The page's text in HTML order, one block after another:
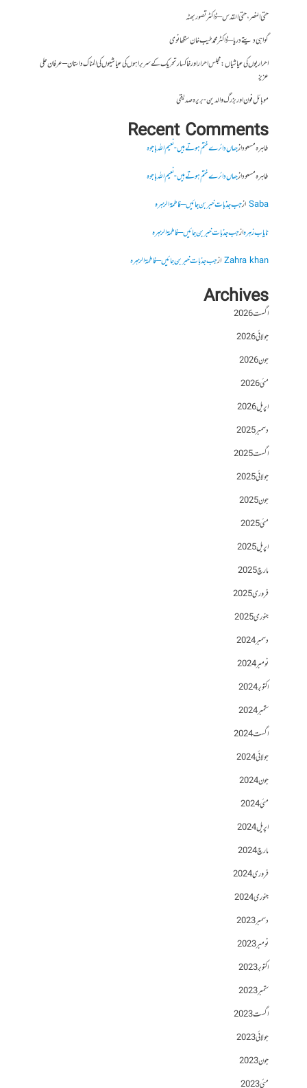
حتی النصر ، حتی القدس – ڈاکٹر تصور بھٹہ
گواہی دیتے دریا – ڈاکٹر محمد طیب خان سنگھانوی
احراریوں کی عیاشیاں : مجلس احرار اور خاکسار تحریک کے سربراہوں کی عیاشیوں کی المناک داستان – عرفان علی
عزیز
موبائل فون اور بزرگ والدین- بریرہ صدیقی
Recent Comments
طاہرہ مسعودازجہاں دائرے ختم ہوتے ہیں- نعیم اللہ باجوہ
طاہرہ مسعودازجہاں دائرے ختم ہوتے ہیں- نعیم اللہ باجوہ
Sabaازجب جذبات خبر بن جائیں – فاطمۃالزہرہ
نایاب زہرہازجب جذبات خبر بن جائیں – فاطمۃالزہرہ
Zahra khanازجب جذبات خبر بن جائیں – فاطمۃالزہرہ
Archives
اگست 2026
جولائی 2026
جون 2026
مئی 2026
اپریل 2026
دسمبر 2025
اگست 2025
جولائی 2025
جون 2025
مئی 2025
اپریل 2025
مارچ 2025
فروری 2025
جنوری 2025
دسمبر 2024
نومبر 2024
اکتوبر 2024
ستمبر 2024
اگست 2024
جولائی 2024
جون 2024
مئی 2024
اپریل 2024
مارچ 2024
فروری 2024
جنوری 2024
دسمبر 2023
نومبر 2023
اکتوبر 2023
ستمبر 2023
اگست 2023
جولائی 2023
جون 2023